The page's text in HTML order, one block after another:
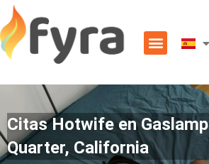
Citas Hotwife en Gaslamp
Quarter, California